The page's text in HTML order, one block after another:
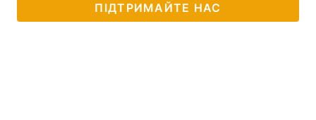
ПІДТРИМАЙТЕ НАС